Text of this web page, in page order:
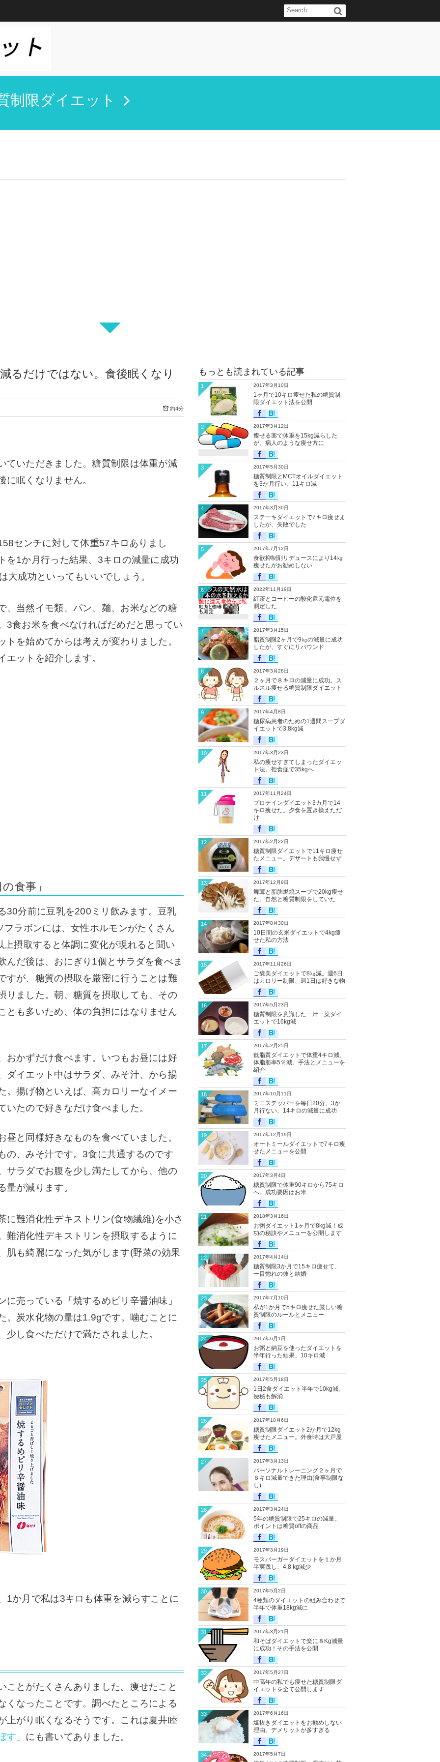
制限ダイエット
るだけではない。食後眠くなり
約4分
ていただきました。糖質制限は体重が減
に眠くなりません。
センチに対して体重57キロありまし
を1か月行った結果、3キロの減量に成功
大成功といってもいいでしょう。
当然イモ類、パン、麺、お米などの糖
3食お米を食べなければだめだと思ってい
を始めてからは考えが変わりました。
ットを紹介します。
食事」
分前に豆乳を200ミリ飲みます。豆乳
フラボンには、女性ホルモンがたくさん
摂取すると体調に変化が現れると聞い
んだ後は、おにぎり1個とサラダを食べま
すが、糖質の摂取を厳密に行うことは難
りました。朝、糖質を摂取しても、その
とも多いため、体の負担にはなりません
かずだけ食べます。 いつもお昼には好
ダイエット中はサラダ、みそ汁、から揚
。揚げ物といえば、高カロリーなイメー
たので好きなだけ食べました。
と同様好きなものを食べていました。
の、みそ汁です。 3食に共通するのです
サラダでお腹を少し満たしてから、他の
量が減ります。
難消化性デキストリン(食物繊維)を小さ
難消化性デキストリンを摂取するように
肌も綺麗になった気がします(野菜の効果
売っている「焼するめピリ辛醤油味」
。炭水化物の量は1.9gです。噛むことに
し食べただけで満たされました。
か月で私は3キロも体重を減らすことに
とがたくさんありました。 痩せたこと
くなったことです。調べたところによる
上がり眠くなるそうです。これは夏井睦
す」 にも書いてありました。
もっとも読まれている記事
2017年3月10日
1ヶ月で10キロ痩せた私の糖質制
限ダイエット法を公開
1
2017年3月12日
痩せる薬で体重を15kg減らした
が、病人のような痩せ方に
2
2017年5月30日
糖質制限とMCTオイルダイエット
を3か月行い、11キロ減
3
2017年3月30日
ステーキダイエットで7キロ痩せま
したが、失敗でした
4
2017年7月12日
食欲抑制剤リデュースにより14㎏
痩せたがお勧めしない
5
2022年11月19日
紅茶とコーヒーの酸化還元電位を
測定した
6
2017年3月15日
脂質制限2ヶ月で9㎏の減量に成功
したが、すぐにリバウンド
7
2017年3月28日
２ヶ月で８キロの減量に成功。ス
ルスル痩せる糖質制限ダイエット
8
2017年4月8日
糖尿病患者のための1週間スープダ
イエットで3.8kg減
9
2017年3月23日
私の痩せすぎてしまったダイエッ
ト法。拒食症で35kgへ
10
2017年11月24日
プロテインダイエット3カ月で14
キロ痩せた。夕食を置き換えただ
け
11
2017年2月22日
糖質制限ダイエットで11キロ痩せ
たメニュー。デザートも我慢せず
12
2017年12月9日
舞茸と脂肪燃焼スープで20kg痩せ
た。自然と糖質制限をしていた
13
2017年8月30日
10日間の玄米ダイエットで4kg痩
せた私の方法
14
2017年11月26日
ご褒美ダイエットで8㎏減。週6日
はカロリー制限、週1日は好きな物
15
2017年5月23日
糖質制限を意識した一汁一菜ダイ
エットで16kg減
16
2017年2月25日
低脂質ダイエットで体重4キロ減、
体脂肪率5％減。手法とメニューを
紹介
17
2017年10月11日
ミニステッパーを毎日20分、3か
月行ない、14キロの減量に成功
18
2017年12月19日
オートミールダイエットで7キロ痩
せたメニューを公開
19
2017年3月4日
糖質制限で体重90キロから75キロ
へ。成功要因はお米
20
2018年3月16日
お粥ダイエット1ヶ月で8kg減！成
功の秘訣やメニューを公開します
21
2017年4月14日
糖質制限3か月で15キロ痩せて、
一目惚れの彼と結婚
22
2017年7月10日
私が1か月で5キロ痩せた厳しい糖
質制限のルールとメニュー
23
2017年6月1日
お粥と納豆を使ったダイエットを
半年行った結果、10キロ減
24
2017年5月18日
1日2食ダイエット半年で10kg減。
便秘も解消
25
2017年10月6日
糖質制限ダイエット2か月で12kg
痩せたメニュー。外食時は大戸屋
26
2017年3月13日
パーソナルトレーニング２ヶ月で
６キロ減量できた理由(食事制限な
し)
27
2017年3月24日
5年の糖質制限で25キロの減量。
ポイントは糖質offの商品
28
2017年3月19日
モスバーガーダイエットを１か月
半実践し、4.8 kg減少
29
2017年5月2日
4種類のダイエットの組み合わせで
半年で体重18kg減に
30
2017年3月21日
和そばダイエットで楽に８Kg減量
に成功！その手法を公開
31
2017年5月27日
中高年の私でも痩せた糖質制限ダ
イエットを全て公開します
32
2017年6月16日
塩抜きダイエットをお勧めしない
理由。デメリットが多すぎる
33
2017年5月7日
34